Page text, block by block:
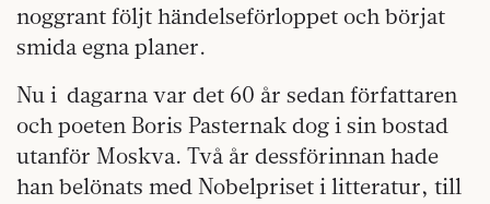
noggrant följt händelseförloppet och börjat
smida egna planer.
Nu i dagarna var det 60 år sedan författaren
och poeten Boris Pasternak dog i sin bostad
utanför Moskva. Två år dessförinnan hade
han belönats med Nobelpriset i litteratur, till